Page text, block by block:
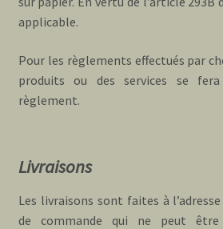
applicable.
Pour les règlements effectués par
produits ou des services se
règlement.
Livraisons
Les livraisons sont faites à
de commande qui ne peut